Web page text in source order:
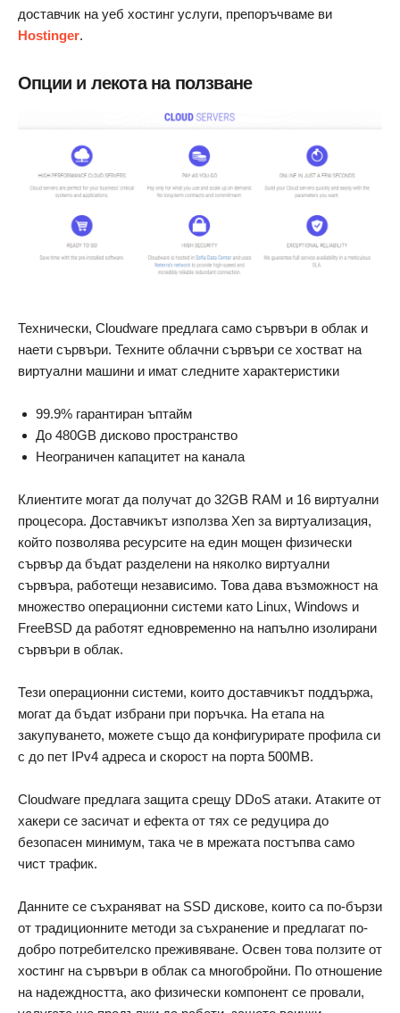
доставчик на уеб хостинг услуги, препоръчваме ви
Hostinger.
Опции и лекота на ползване
Технически, Cloudware предлага само сървъри в облак и
наети сървъри. Техните облачни сървъри се хостват на
виртуални машини и имат следните характеристики
99.9% гарантиран ъптайм
До 480GB дисково пространство
Неограничен капацитет на канала
Клиентите могат да получат до 32GB RAM и 16 виртуални
процесора. Доставчикът използва Xen за виртуализация,
който позволява ресурсите на един мощен физически
сървър да бъдат разделени на няколко виртуални
сървъра, работещи независимо. Това дава възможност на
множество операционни системи като Linux, Windows и
FreeBSD да работят едновременно на напълно изолирани
сървъри в облак.
Тези операционни системи, които доставчикът поддържа,
могат да бъдат избрани при поръчка. На етапа на
закупуването, можете също да конфигурирате профила си
с до пет IPv4 адреса и скорост на порта 500MB.
Cloudware предлага защита срещу DDoS атаки. Атаките от
хакери се засичат и ефекта от тях се редуцира до
безопасен минимум, така че в мрежата постъпва само
чист трафик.
Данните се съхраняват на SSD дискове, които са по-бързи
от традиционните методи за съхранение и предлагат по-
добро потребителско преживяване. Освен това ползите от
хостинг на сървъри в облак са многобройни. По отношение
на надеждността, ако физически компонент се провали,